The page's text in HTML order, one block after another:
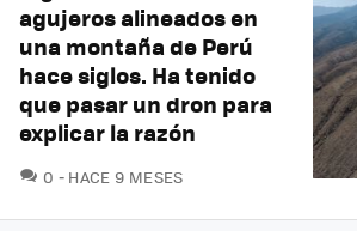
agujeros alineados en
una montaña de Perú
hace siglos. Ha tenido
que pasar un dron para
explicar la razón
0 COMENTARIOS
HACE 9 MESES